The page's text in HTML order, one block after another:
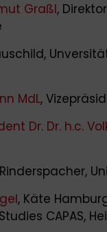
Graßl,
MdL,
Dr. Dr. h.c.
, Käte
CAPAS,